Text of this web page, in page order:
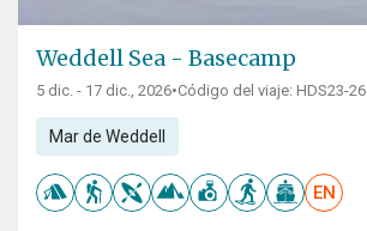
Weddell Sea - Basecamp
5 dic. - 17 dic., 2026•Código del viaje: HDS23-26
Mar de Weddell
EN